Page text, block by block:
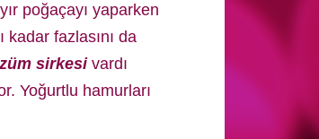
poğaçayı yaparken
fazlasını da
sirkesivardı
Yoğurtlu hamurları